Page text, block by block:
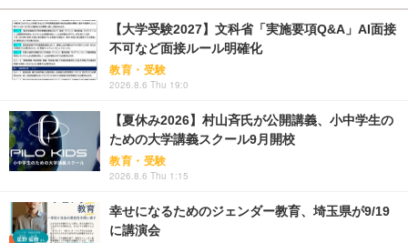
【大学受験2027】文科省「実施要項Q&A」AI面接
不可など面接ルール明確化
教育・受験
2026.8.6 Thu 19:0
【夏休み2026】村山斉氏が公開講義、小中学生の
ための大学講義スクール9月開校
教育・受験
2026.8.6 Thu 1:15
幸せになるためのジェンダー教育、埼玉県が9/19
に講演会